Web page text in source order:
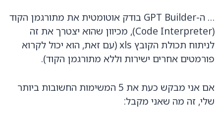
… ה-GPT Builder בודק אוטומטית את מתורגמן הקוד
(Code Interpreter), מכיוון שהוא יצטרך את זה
לניתוח תכולת הקובץ xls (עם זאת, הוא יכול לקרוא
פורמטים אחרים ישירות וללא מתורגמן הקוד).
אם אני מבקש כעת את 5 המשימות החשובות ביותר
שלי, זה מה שאני מקבל: